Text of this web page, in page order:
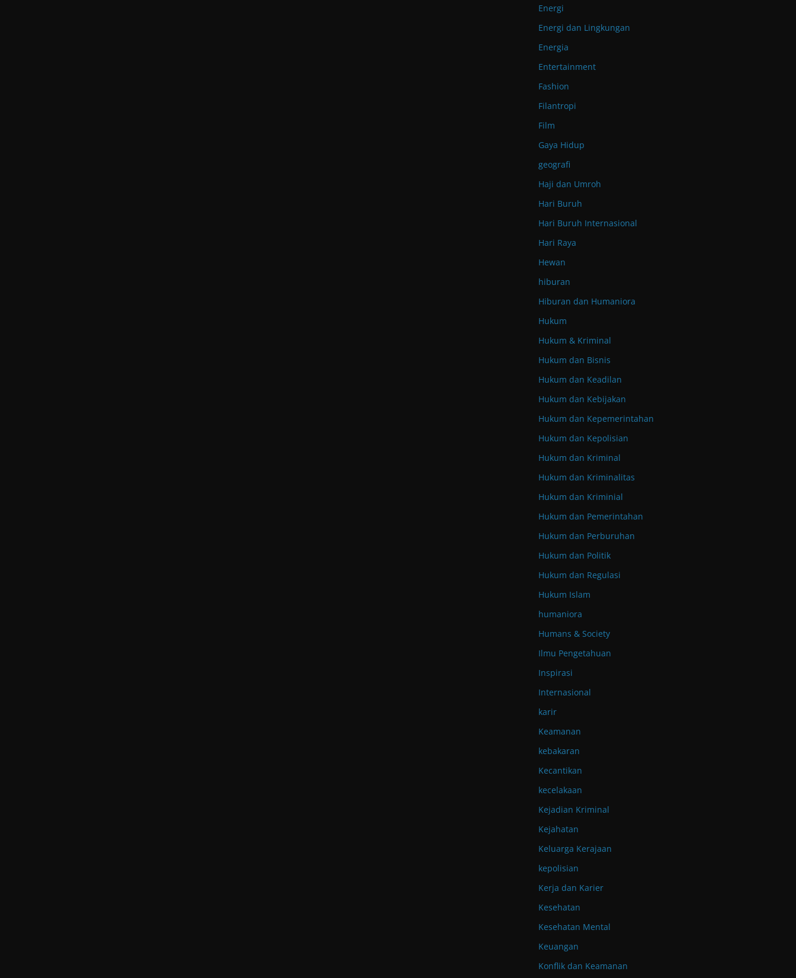
Energi
Energi dan Lingkungan
Energia
Entertainment
Fashion
Filantropi
Film
Gaya Hidup
geografi
Haji dan Umroh
Hari Buruh
Hari Buruh Internasional
Hari Raya
Hewan
hiburan
Hiburan dan Humaniora
Hukum
Hukum & Kriminal
Hukum dan Bisnis
Hukum dan Keadilan
Hukum dan Kebijakan
Hukum dan Kepemerintahan
Hukum dan Kepolisian
Hukum dan Kriminal
Hukum dan Kriminalitas
Hukum dan Kriminial
Hukum dan Pemerintahan
Hukum dan Perburuhan
Hukum dan Politik
Hukum dan Regulasi
Hukum Islam
humaniora
Humans & Society
Ilmu Pengetahuan
Inspirasi
Internasional
karir
Keamanan
kebakaran
Kecantikan
kecelakaan
Kejadian Kriminal
Kejahatan
Keluarga Kerajaan
kepolisian
Kerja dan Karier
Kesehatan
Kesehatan Mental
Keuangan
Konflik dan Keamanan